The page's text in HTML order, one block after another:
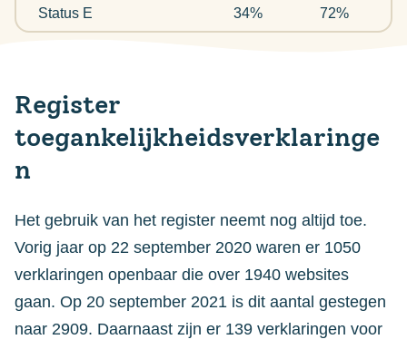
Status E 34% 72%
Register
toegankelijkheidsverklaringe
n
Het gebruik van het register neemt nog altijd toe.
Vorig jaar op 22 september 2020 waren er 1050
verklaringen openbaar die over 1940 websites
gaan. Op 20 september 2021 is dit aantal gestegen
naar 2909. Daarnaast zijn er 139 verklaringen voor